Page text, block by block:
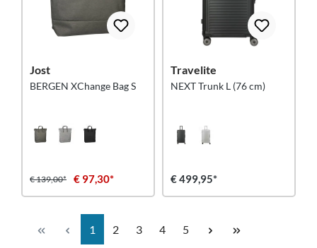
Jost
BERGEN XChange Bag S
€ 139,00* € 97,30*
Travelite
NEXT Trunk L (76 cm)
€ 499,95*
Pagina
1 Pagina
2 Pagina
3 Pagina
4 Pagina
5